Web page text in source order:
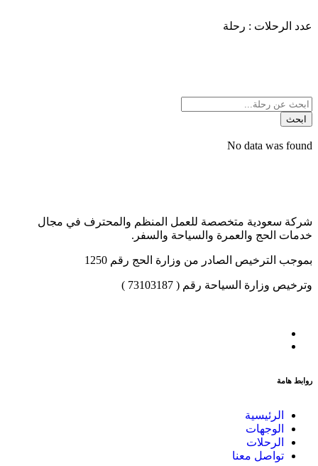
عدد الرحلات : رحلة
ابحث
No data was found
شركة سعودية متخصصة للعمل المنظم والمحترف في مجال
خدمات الحج والعمرة والسياحة والسفر.
بموجب الترخيص الصادر من وزارة الحج رقم 1250
وترخيص وزارة السياحة رقم ( 73103187 )
روابط هامة
الرئيسية
الوجهات
الرحلات
تواصل معنا